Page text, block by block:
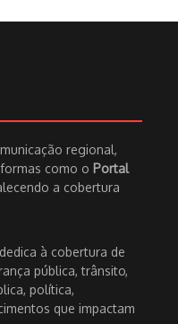
regional,
como o Portal
a cobertura
à cobertura de
pública, trânsito,
política,
que impactam